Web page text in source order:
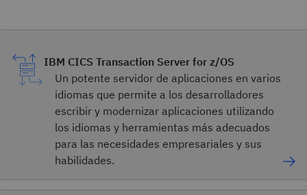
IBM CICS Transaction Server for z/OS
Un potente servidor de aplicaciones en varios
idiomas que permite a los desarrolladores
escribir y modernizar aplicaciones utilizando
los idiomas y herramientas más adecuados
para las necesidades empresariales y sus
habilidades.